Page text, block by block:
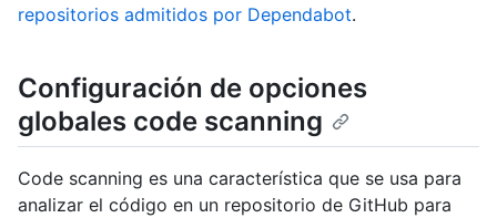
repositorios admitidos por Dependabot.
Configuración de opciones
globales code scanning
Code scanning es una característica que se usa para
analizar el código en un repositorio de GitHub para